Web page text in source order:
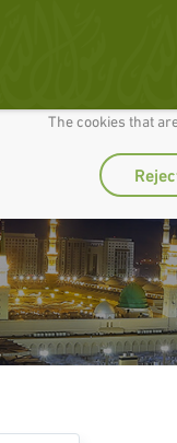
We use cookies to make
The cookies that